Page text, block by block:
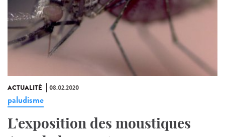
ACTUALITÉ 08.02.2020
paludisme
L’exposition des moustiques